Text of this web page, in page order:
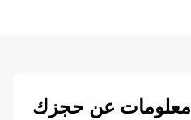
معلومات عن حجزك